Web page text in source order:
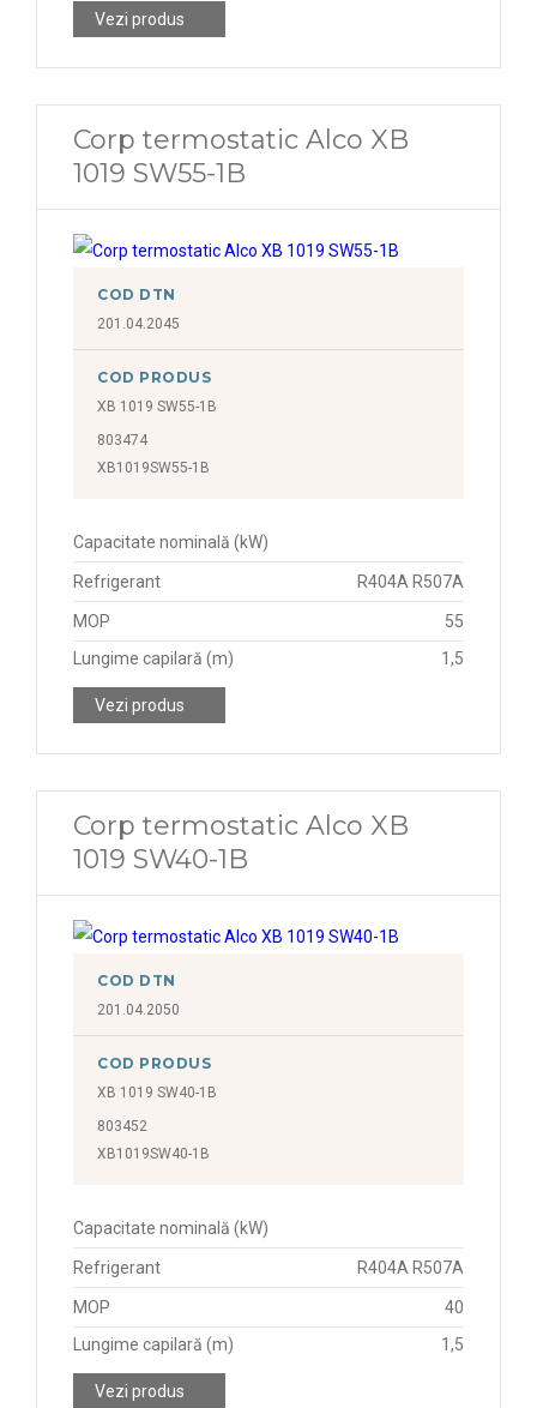
Vezi produs
Corp termostatic Alco XB
1019 SW55-1B
COD DTN
201.04.2045
COD PRODUS
XB 1019 SW55-1B
803474
XB1019SW55-1B
Capacitate nominală (kW)
Refrigerant R404A R507A
MOP
55
Lungime capilară (m)
1,5
Vezi produs
Corp termostatic Alco XB
1019 SW40-1B
COD DTN
201.04.2050
COD PRODUS
XB 1019 SW40-1B
803452
XB1019SW40-1B
Capacitate nominală (kW)
Refrigerant R404A R507A
MOP
40
Lungime capilară (m)
1,5
Vezi produs